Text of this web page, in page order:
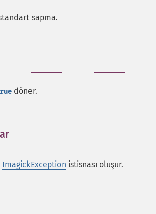
sapma.
döner.
ImagickException istisnası oluşur.